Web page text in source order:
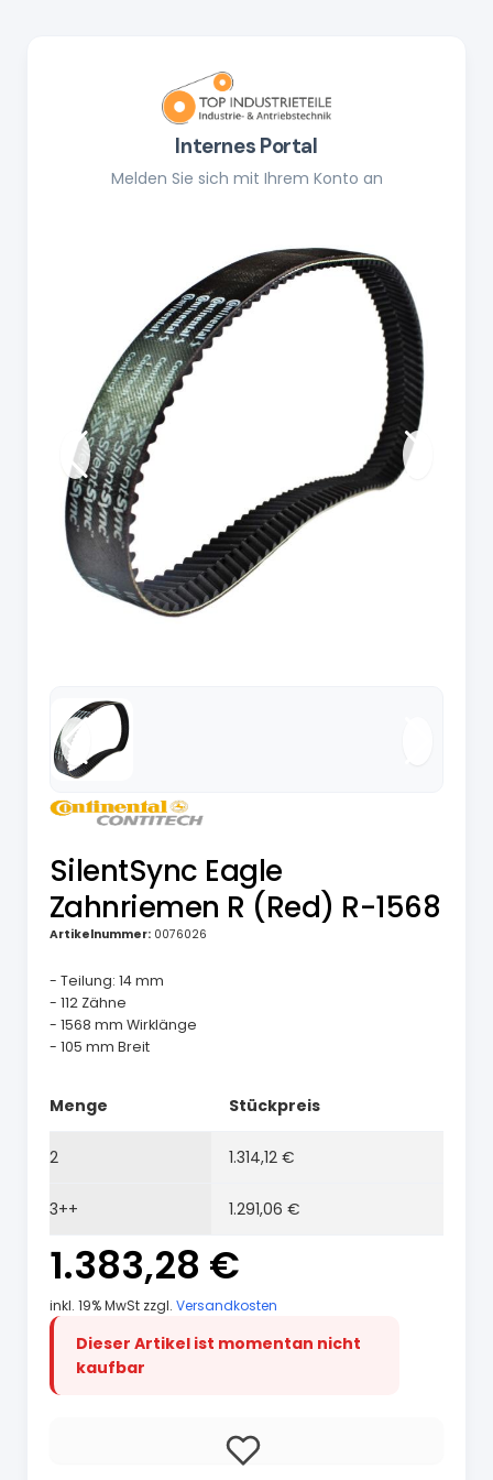
Internes Portal
Melden Sie sich mit Ihrem Konto an
SilentSync Eagle
Zahnriemen R (Red) R-1568
Artikelnummer: 0076026
- Teilung: 14 mm
- 112 Zähne
- 1568 mm Wirklänge
- 105 mm Breit
Menge Stückpreis
2 1.314,12 €
3++ 1.291,06 €
1.383,28 €
inkl. 19% MwSt zzgl. Versandkosten
Dieser Artikel ist momentan nicht
kaufbar